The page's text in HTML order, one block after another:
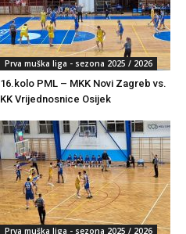
Prva muška liga - sezona 2025 / 2026
16.kolo PML – MKK Novi Zagreb vs.
KK Vrijednosnice Osijek
Prva muška liga - sezona 2025 / 2026